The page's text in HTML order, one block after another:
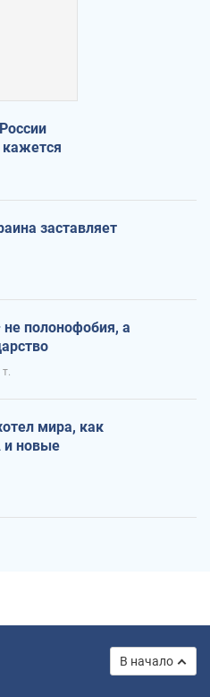
заставляет
полонофобия, а
т.
мира, как
и новые
В начало